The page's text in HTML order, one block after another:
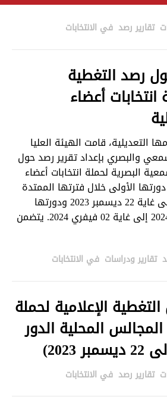
,تقارير رصد في الانتخابات
رصد التغطية
انتخابات أعضاء
التعديلية، قامت الهيئة العليا
والبصري بإعداد تقرير رصد حول
البصرية لحملة انتخابات أعضاء
الأولى خلال فترتها الممتدة
من 02 ديسمبر 2023 إلى غاية 22 ديسمبر 2023 ودورتها
الثانية من 21 جانفي 2024 إلى غاية 02 فيفري 2024. يتضمن
,تقارير ودراسات في الانتخابات
الإعلامية لحملة
المجالس المحلية الدور
,تقارير رصد في الانتخابات